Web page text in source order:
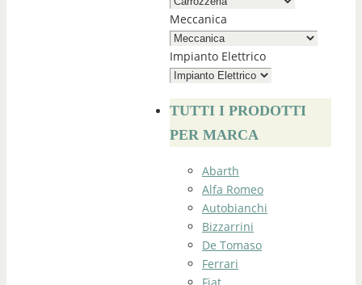
Meccanica
Impianto Elettrico
TUTTI I PRODOTTI
PER MARCA
Abarth
Alfa Romeo
Autobianchi
Bizzarrini
De Tomaso
Ferrari